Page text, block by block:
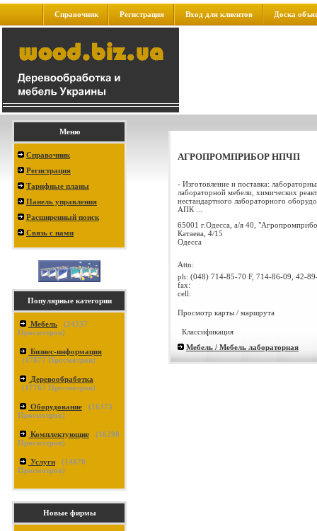
Справочник Регистрация Вход для клиентов Доска
Меню
Справочник
Регистрация
Тарифные планы
Панель управления
Расширенный поиск
Связь с нами
Популярные категории
Мебель (24237
Просмотров)
Бизнес-информация
(17877 Просмотров)
Деревообработка
(17765 Просмотров)
Оборудование (16373
Просмотров)
Комплектующие (16290
Просмотров)
Услуги (14870
Просмотров)
Новые фирмы
АГРОПРОМПРИБОР НПЧП
- Изготовление и поставка:
лабораторной мебели, химических
нестандартного лабораторного
АПК ...
65001 г.Одесса, а/я 40,
Катаева, 4/15
Одесса
Attn:
ph: (048) 714-85-70 F, 714-86-09, 42-
fax:
cell:
Просмотр карты / маршрута
Классификация
Мебель / Мебель лабораторная